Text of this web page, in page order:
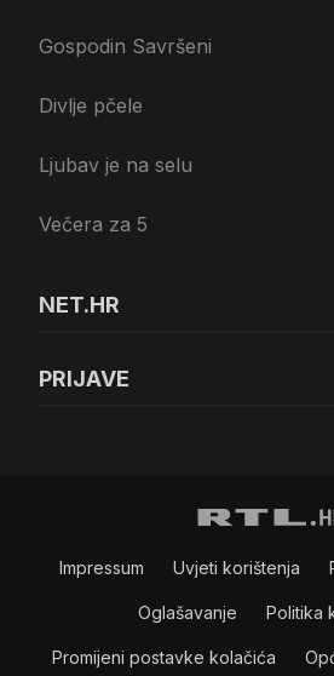
Gospodin Savršeni
Divlje pčele
Ljubav je na selu
Večera za 5
NET.HR
PRIJAVE
Impressum Uvjeti korištenja
Oglašavanje Politika
Promijeni postavke kolačića